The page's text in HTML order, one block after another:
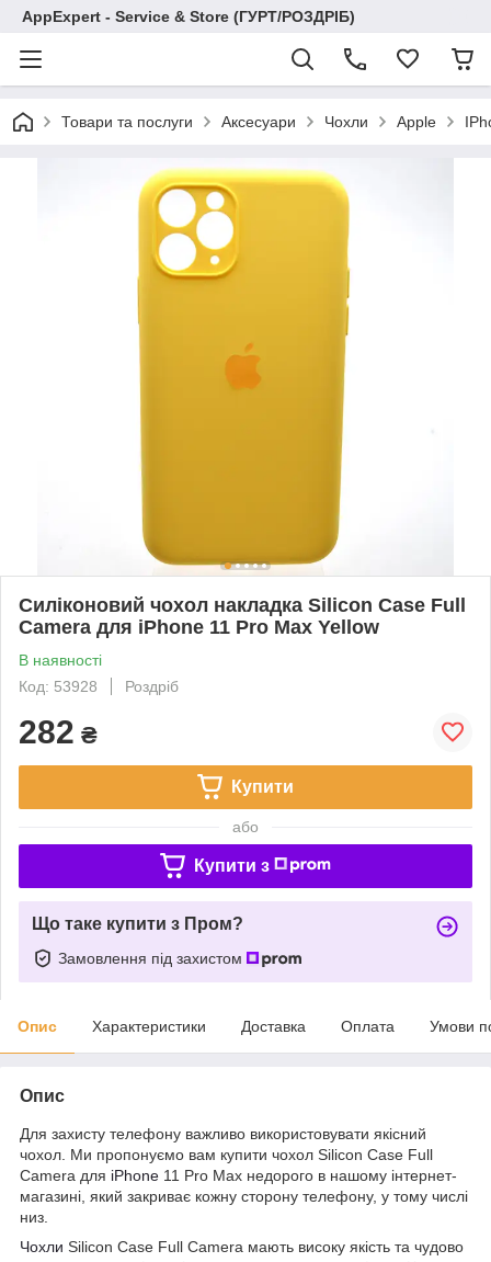
AppExpert - Service & Store (ГУРТ/РОЗДРІБ)
Товари та послуги Аксесуари Чохли Apple
Силіконовий чохол накладка Silicon Case Full
Camera для iPhone 11 Pro Max Yellow
В наявності
Код: 53928
Роздріб
282 ₴
Купити
або
Купити з
Що таке купити з Пром?
Замовлення під захистом
Опис Характеристики Доставка Оплата Умови
Опис
Для захисту телефону важливо використовувати якісний
чохол. Ми пропонуємо вам купити чохол Silicon Case Full
Camera для iPhone 11 Pro Max недорого в нашому інтернет-
магазині, який закриває кожну сторону телефону, у тому числі
низ.
Чохли Silicon Case Full Camera мають високу якість та чудово